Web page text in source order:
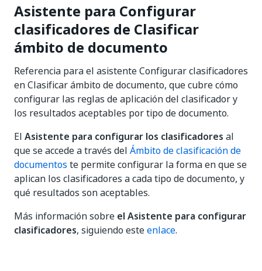
Asistente para Configurar
clasificadores de Clasificar
ámbito de documento
Referencia para el asistente Configurar clasificadores
en Clasificar ámbito de documento, que cubre cómo
configurar las reglas de aplicación del clasificador y
los resultados aceptables por tipo de documento.
El Asistente para configurar los clasificadores al
que se accede a través del Ámbito de clasificación de
documentos te permite configurar la forma en que se
aplican los clasificadores a cada tipo de documento, y
qué resultados son aceptables.
Más información sobre el Asistente para configurar
clasificadores, siguiendo esteenlace.